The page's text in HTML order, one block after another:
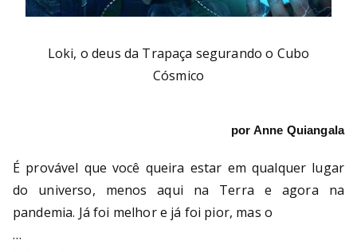
Loki, o deus da Trapaça segurando o Cubo
Cósmico
por Anne Quiangala
É provável que você queira estar em qualquer lugar
do universo, menos aqui na Terra e agora na
pandemia. Já foi melhor e já foi pior, mas o
…